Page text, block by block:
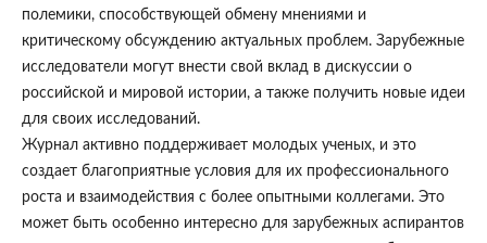
полемики, способствующей обмену мнениями и
критическому обсуждению актуальных проблем. Зарубежные
исследователи могут внести свой вклад в дискуссии о
российской и мировой истории, а также получить новые идеи
для своих исследований.
Журнал активно поддерживает молодых ученых, и это
создает благоприятные условия для их профессионального
роста и взаимодействия с более опытными коллегами. Это
может быть особенно интересно для зарубежных аспирантов